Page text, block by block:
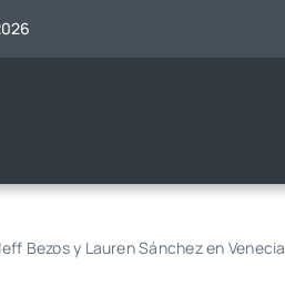
Bezos y Lauren Sánchez en Venecia